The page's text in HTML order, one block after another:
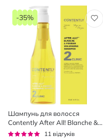
Шампунь для волосся
Contently After All! Blanche &
Powder надання об'єму 500 мл
Рейтинг:
11 відгуків
-35%